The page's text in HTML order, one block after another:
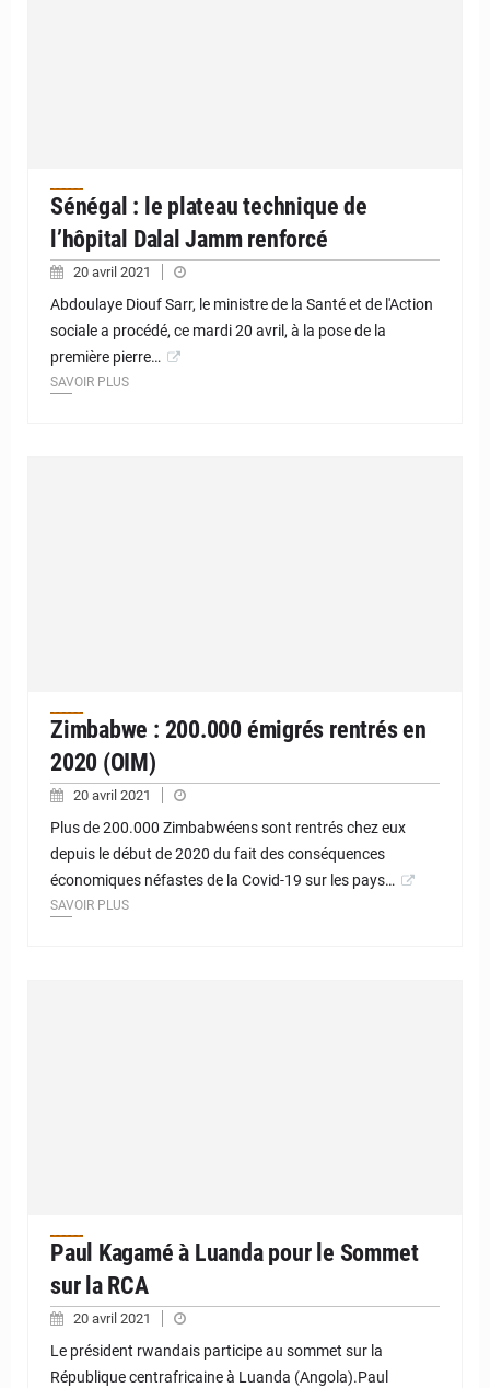
Sénégal : le plateau technique de
l’hôpital Dalal Jamm renforcé
20 avril 2021
Abdoulaye Diouf Sarr, le ministre de la Santé et de l'Action
sociale a procédé, ce mardi 20 avril, à la pose de la
première pierre…
SAVOIR PLUS
Zimbabwe : 200.000 émigrés rentrés en
2020 (OIM)
20 avril 2021
Plus de 200.000 Zimbabwéens sont rentrés chez eux
depuis le début de 2020 du fait des conséquences
économiques néfastes de la Covid-19 sur les pays…
SAVOIR PLUS
Paul Kagamé à Luanda pour le Sommet
sur la RCA
20 avril 2021
Le président rwandais participe au sommet sur la
République centrafricaine à Luanda (Angola).Paul